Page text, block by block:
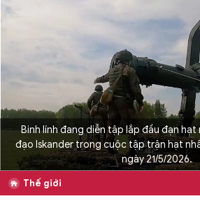
Binh lính đang diễn tập lắp đầu đạn
đạo Iskander trong cuộc tập trận hạt
ngày 21/5/2026.
Thế giới